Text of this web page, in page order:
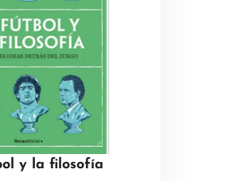
y la filosofía